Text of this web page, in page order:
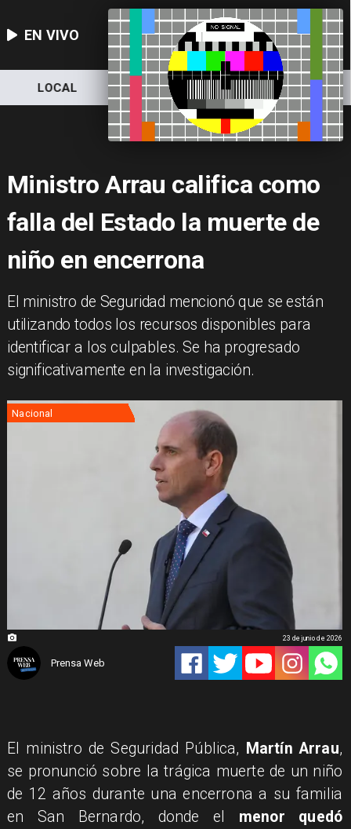
EN VIVO
LOCAL NACIONAL DEPORTES
Ministro Arrau califica como
falla del Estado la muerte de
niño en encerrona
El ministro de Seguridad mencionó que se están
utilizando todos los recursos disponibles para
identificar a los culpables. Se ha progresado
significativamente en la investigación.
Nacional
Prensa Web
23 de junio de 2026
El ministro de Seguridad Pública, Martín Arrau,
se pronunció sobre la trágica muerte de un niño
de 12 años durante una encerrona a su familia
en San Bernardo, donde el menor quedó